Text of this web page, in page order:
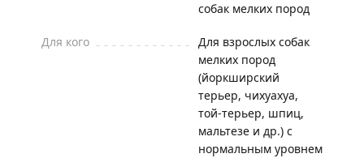
собак мелких пород
Для кого
Для взрослых собак
мелких пород
(йоркширский
терьер, чихуахуа,
той-терьер, шпиц,
мальтезе и др.) с
нормальным уровнем